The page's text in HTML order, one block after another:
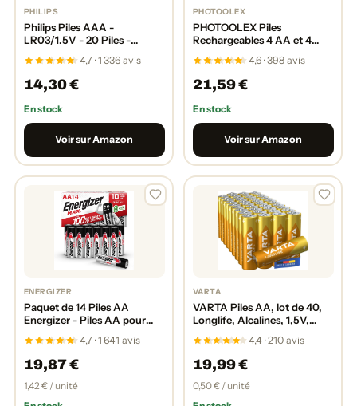
PHILIPS
Philips Piles AAA -
LR03/1.5V - 20 Piles -
4,7 · 1 336 avis
14,30 €
En stock
Voir sur Amazon
PHOTOOLEX
PHOTOOLEX Piles
Rechargeables 4 AA et 4
Hybride, 1,5V Triple A &
Double A Batteries
Rechargeables, Li-ION Piles
avec Chargeur Ni-
MH/Lithium Hybride et Boîte
de Stockage
4,6 · 398 avis
21,59 €
En stock
Voir sur Amazon
ENERGIZER
Paquet de 14 Piles AA
Energizer - Piles AA pour
photo
4,7 · 1 641 avis
19,87 €
1,42 € / unité
VARTA
VARTA Piles AA, lot de 40,
Longlife, Alcalines, 1,5V,
horloges, Made in Germany
4,4 · 210 avis
19,99 €
0,50 € / unité